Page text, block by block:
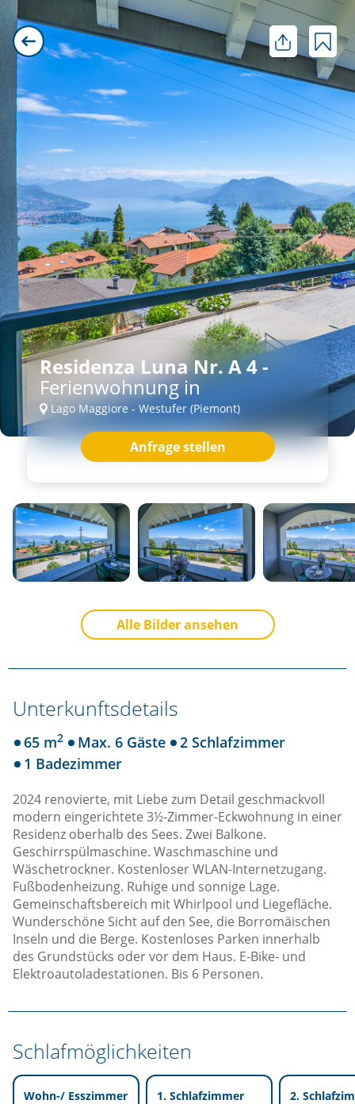
Alle Bilder ansehen
Unterkunftsdetails
65 m2 Max. 6 Gäste
2 Schlafzimmer
1 Badezimmer
2024 renovierte, mit Liebe zum Detail geschmackvoll
modern eingerichtete 3½-Zimmer-Eckwohnung in einer
Residenz oberhalb des Sees. Zwei Balkone.
Geschirrspülmaschine. Waschmaschine und
Wäschetrockner. Kostenloser WLAN-Internetzugang.
Fußbodenheizung. Ruhige und sonnige Lage.
Gemeinschaftsbereich mit Whirlpool und Liegefläche.
Wunderschöne Sicht auf den See, die Borromäischen
Inseln und die Berge. Kostenloses Parken innerhalb
des Grundstücks oder vor dem Haus. E-Bike- und
Elektroautoladestationen. Bis 6 Personen.
Schlafmöglichkeiten
Wohn-/ Esszimmer
1. Schlafzimmer
2.
Residenza Luna Nr. A 4 -
Ferienwohnung in
Lago Maggiore - Westufer (Piemont)
Anfrage stellen